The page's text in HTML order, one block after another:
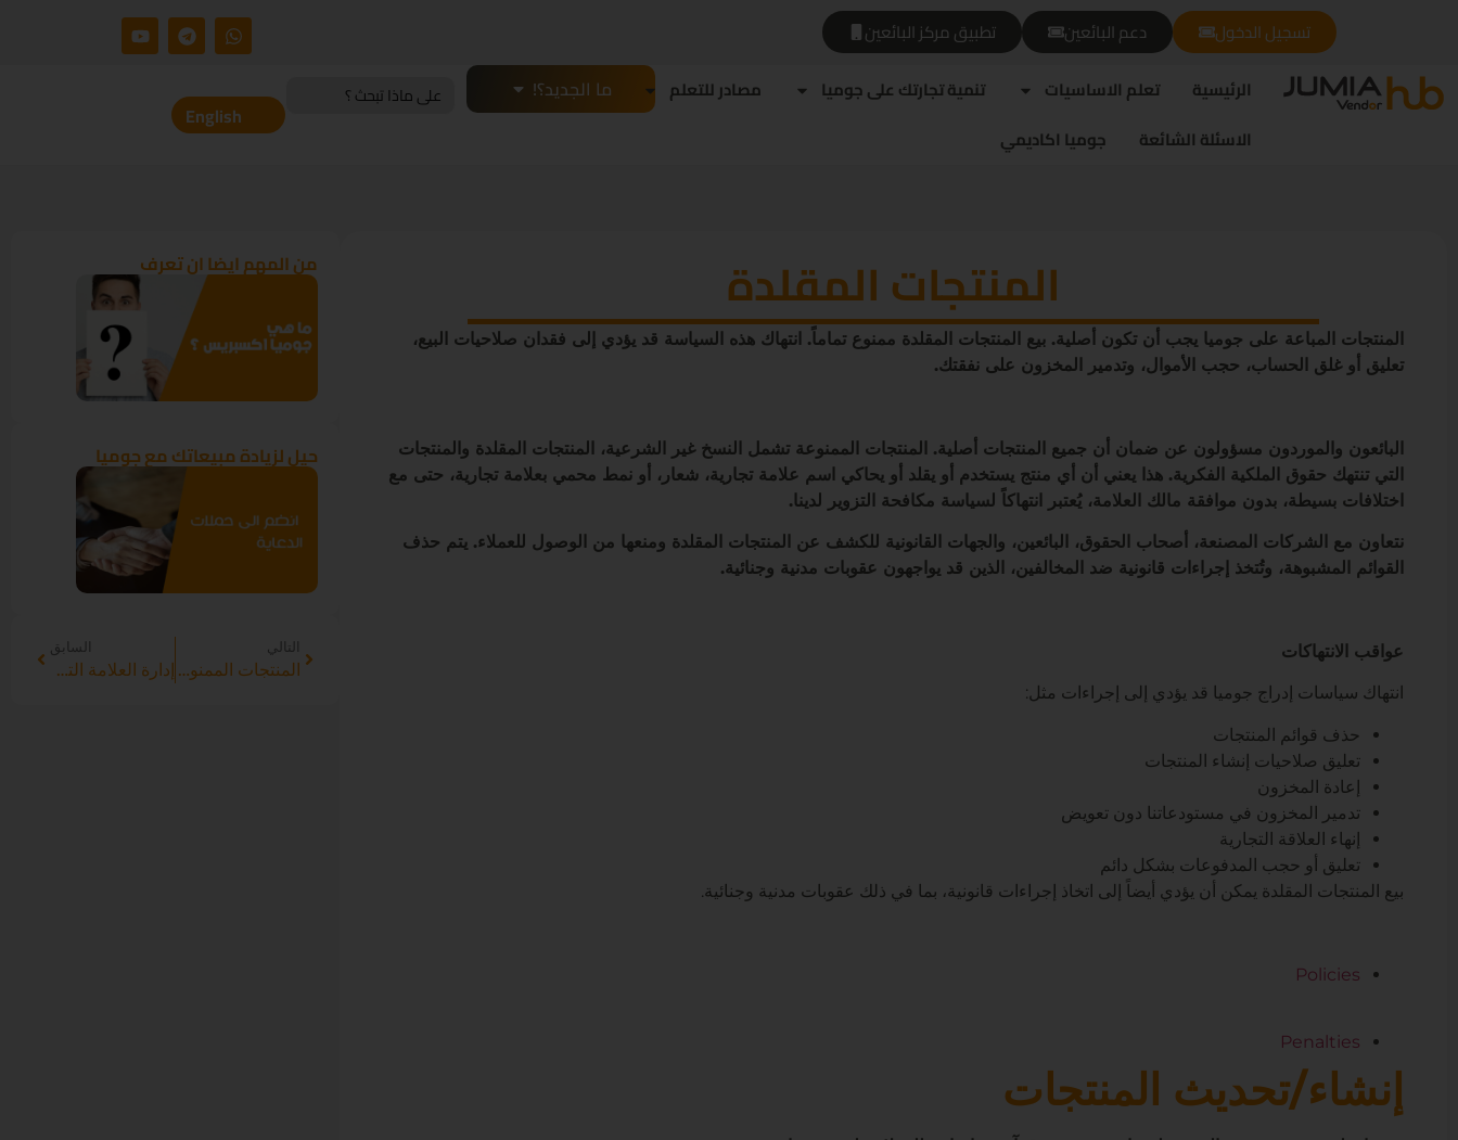
تسجيل الدخول دعم البائعين
تطبيق مركز البائعين
الرئيسية
تعلم الاساسيات تنمية تجارتك على جوميا
مصادر للتعلم
الاسئلة الشائعة
جوميا اكاديمي
ما الجديد؟!
for:
English
المنتجات المقلدة
المنتجات المباعة على جوميا يجب أن تكون أصلية. بيع المنتجات المقلدة ممنوع تماماً. انتهاك هذه السياسة قد يؤدي إلى فقدان صلاحيات البيع،
تعليق أو غلق الحساب، حجب الأموال، وتدمير المخزون على نفقتك.
البائعون والموردون مسؤولون عن ضمان أن جميع المنتجات أصلية. المنتجات الممنوعة تشمل النسخ غير الشرعية، المنتجات المقلدة والمنتجات
التي تنتهك حقوق الملكية الفكرية. هذا يعني أن أي منتج يستخدم أو يقلد أو يحاكي اسم علامة تجارية، شعار، أو نمط محمي بعلامة تجارية، حتى مع
اختلافات بسيطة، بدون موافقة مالك العلامة، يُعتبر انتهاكاً لسياسة مكافحة التزوير لدينا.
نتعاون مع الشركات المصنعة، أصحاب الحقوق، البائعين، والجهات القانونية للكشف عن المنتجات المقلدة ومنعها من الوصول للعملاء. يتم حذف
القوائم المشبوهة، وتُتخذ إجراءات قانونية ضد المخالفين، الذين قد يواجهون عقوبات مدنية وجنائية.
عواقب الانتهاكات
انتهاك سياسات إدراج جوميا قد يؤدي إلى إجراءات مثل:
حذف قوائم المنتجات
تعليق صلاحيات إنشاء المنتجات
إعادة المخزون
تدمير المخزون في مستودعاتنا دون تعويض
إنهاء العلاقة التجارية
تعليق أو حجب المدفوعات بشكل دائم
بيع المنتجات المقلدة يمكن أن يؤدي أيضاً إلى اتخاذ إجراءات قانونية، بما في ذلك عقوبات مدنية وجنائية.
Policies
Penalties
إنشاء/تحديث المنتجات
من المهم ايضا ان تعرف
حيل لزيادة مبيعاتك مع جوميا
التالي
المنتجات الممنوعة
السابق
إدارة العلامة التجارية